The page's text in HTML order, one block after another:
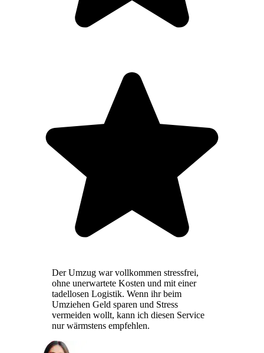
Der Umzug war vollkommen stressfrei,
ohne unerwartete Kosten und mit einer
tadellosen Logistik. Wenn ihr beim
Umziehen Geld sparen und Stress
vermeiden wollt, kann ich diesen Service
nur wärmstens empfehlen.